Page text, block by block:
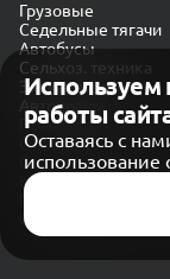
Используем
работы
Оставаясь с
использование
Грузовые
Седельные тягачи
Автобусы
Сельхоз. техника
Экскаваторы
Автокраны
Политика
Обработка
Согласие на
Карта сайта
© CARAKB 2026.